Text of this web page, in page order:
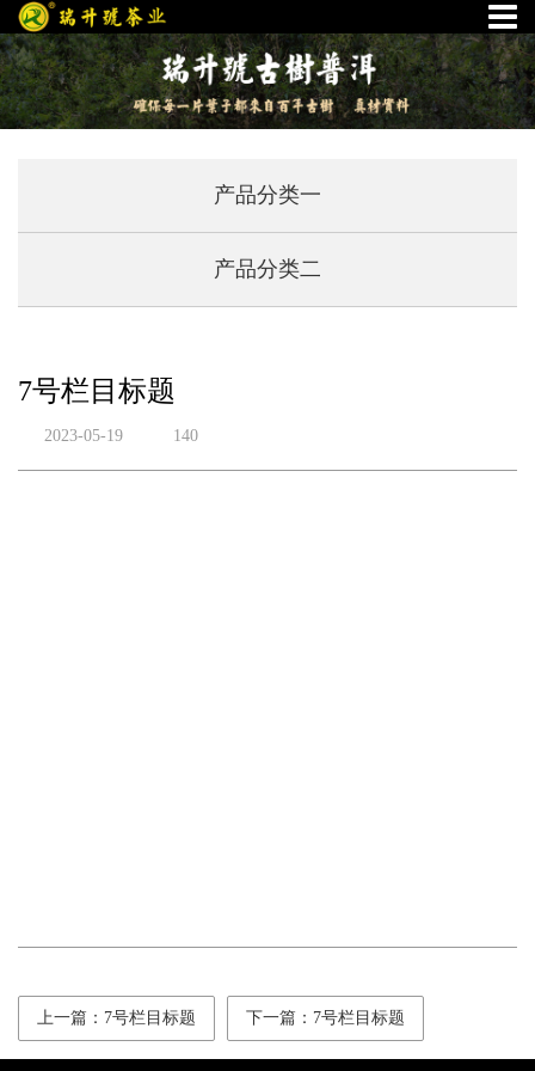
产品分类一
产品分类二
7号栏目标题
2023-05-19 140
上一篇：7号栏目标题 下一篇：7号栏目标题